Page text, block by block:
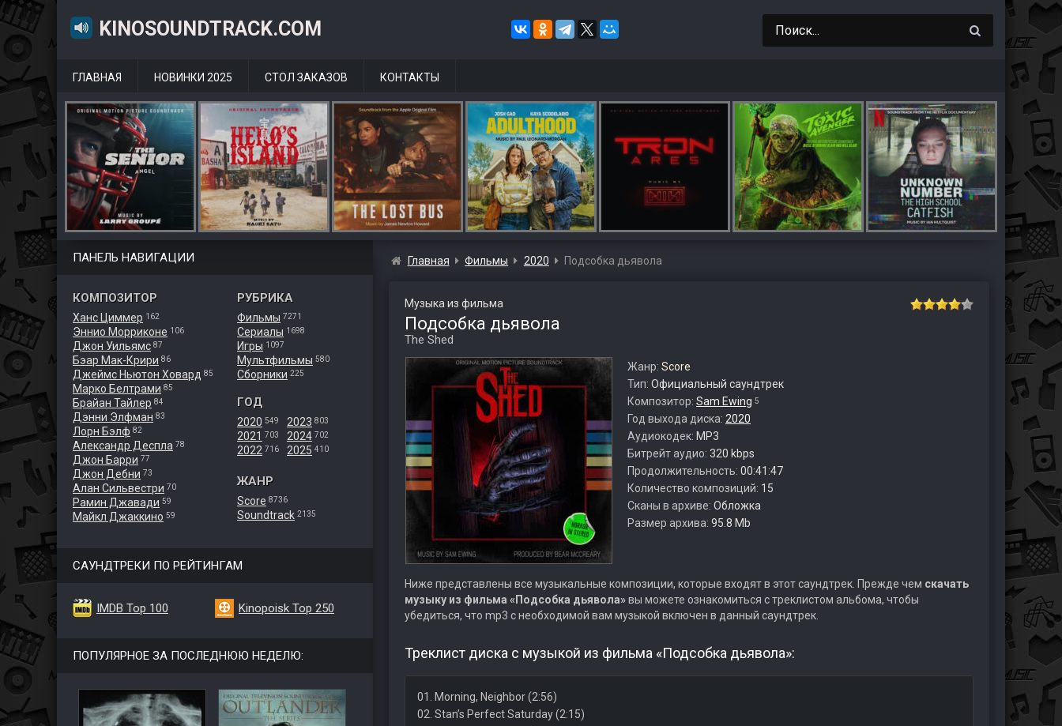
KINOSOUNDTRACK.COM
ГЛАВНАЯ НОВИНКИ 2025 СТОЛ ЗАКАЗОВ КОНТАКТЫ
ПАНЕЛЬ НАВИГАЦИИ
КОМПОЗИТОР
Ханс Циммер 162
Эннио Морриконе 106
Джон Уильямс 87
Бэар Мак-Крири 86
Джеймс Ньютон Ховард 85
Марко Белтрами 85
Брайан Тайлер 84
Дэнни Элфман 83
Лорн Бэлф 82
Александр Деспла 78
Джон Барри 77
Джон Дебни 73
Алан Сильвестри 70
Рамин Джавади 59
Майкл Джаккино 59
РУБРИКА
Фильмы 7271
Сериалы 1698
Игры 1097
Мультфильмы 580
Сборники 225
ГОД
2020 549
2021 703
2022 716
2023 803
2024 702
2025 410
ЖАНР
Score 8736
Soundtrack 2135
САУНДТРЕКИ ПО РЕЙТИНГАМ
IMDB Top 100 Kinopoisk Top 250
ПОПУЛЯРНОЕ ЗА ПОСЛЕДНЮЮ НЕДЕЛЮ:
Главная Фильмы 2020 Подсобка дьявола
Музыка из фильма
Подсобка дьявола
The Shed
Жанр: Score
Тип: Официальный саундтрек
Композитор: Sam Ewing 5
Год выхода диска: 2020
Аудиокодек: MP3
Битрейт аудио: 320 kbps
Продолжительность: 00:41:47
Количество композиций: 15
Сканы в архиве: Обложка
Размер архива: 95.8 Mb
Ниже представлены все музыкальные композиции, которые входят в этот саундтрек. Прежде чем скачать
музыку из фильма «Подсобка дьявола»вы можете ознакомиться с треклистом альбома, чтобы
убедиться, что mp3 с необходимой вам музыкой включен в данный саундтрек.
Треклист диска с музыкой из фильма «Подсобка дьявола»:
01. Morning, Neighbor (2:56)
02. Stan’s Perfect Saturday (2:15)